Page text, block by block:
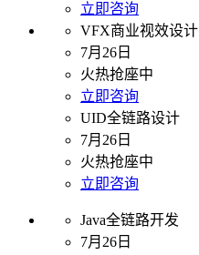
立即咨询
VFX商业视效设计
7月26日
火热抢座中
立即咨询
UID全链路设计
7月26日
火热抢座中
立即咨询
Java全链路开发
7月26日